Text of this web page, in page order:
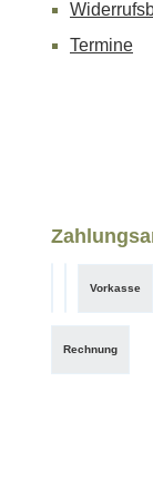
Termine
Vorkasse
Rechnung